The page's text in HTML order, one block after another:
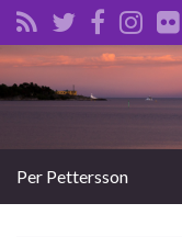
Search
Per Pettersson